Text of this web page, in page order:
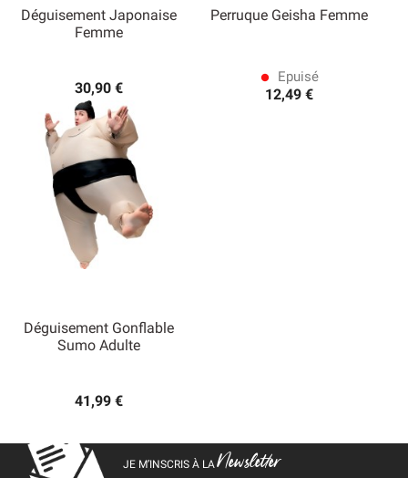
Déguisement Japonaise
Femme
30,90 €
Perruque Geisha Femme
lens Epuisé
12,49 €
Déguisement Gonflable
Sumo Adulte
41,99 €
JE M’INSCRIS À LANewsletter